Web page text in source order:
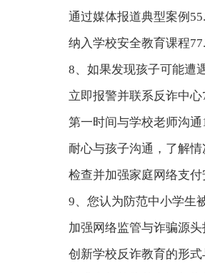
通过媒体报道典型案例
纳入学校安全教育课程
8、如果发现孩子可能遭
立即报警并联系反诈中心
第一时间与学校老师沟通
耐心与孩子沟通，了解
检查并加强家庭网络支
9、您认为防范中小学生
加强网络监管与诈骗源头
创新学校反诈教育的形式